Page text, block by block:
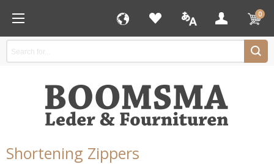
0
Shortening Zippers